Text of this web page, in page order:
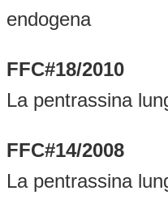
endogena
FFC#18/2010
La pentrassina
FFC#14/2008
La pentrassina